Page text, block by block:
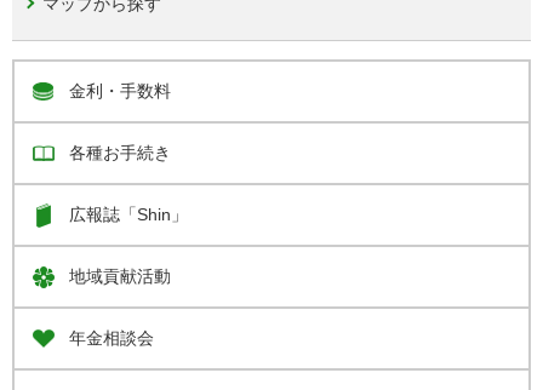
金利・手数料
各種お手続き
広報誌「Shin」
地域貢献活動
年金相談会